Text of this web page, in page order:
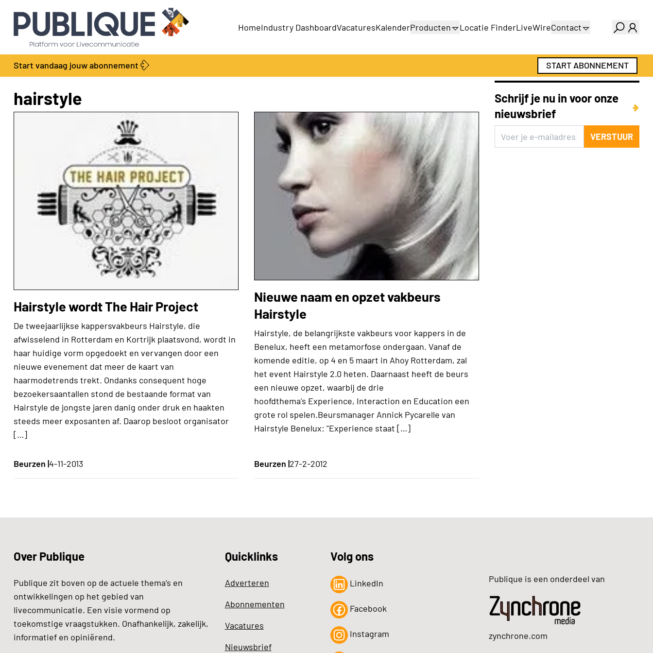
HomeIndustry DashboardVacaturesKalenderProducten
Productengids
Locatie FinderLiveWireContact
Adverteren
Abonnementen
Start vandaag jouw abonnement START ABONNEMENT
hairstyle
Hairstyle wordt The Hair Project
De tweejaarlijkse kappersvakbeurs Hairstyle, die
afwisselend in Rotterdam en Kortrijk plaatsvond, wordt in
haar huidige vorm opgedoekt en vervangen door een
nieuwe evenement dat meer de kaart van
haarmodetrends trekt. Ondanks consequent hoge
bezoekersaantallen stond de bestaande format van
Hairstyle de jongste jaren danig onder druk en haakten
steeds meer exposanten af. Daarop besloot organisator
[…]
Beurzen |4-11-2013
Nieuwe naam en opzet vakbeurs
Hairstyle
Hairstyle, de belangrijkste vakbeurs voor kappers in de
Benelux, heeft een metamorfose ondergaan. Vanaf de
komende editie, op 4 en 5 maart in Ahoy Rotterdam, zal
het event Hairstyle 2.0 heten. Daarnaast heeft de beurs
een nieuwe opzet, waarbij de drie
hoofdthema's Experience, Interaction en Education een
grote rol spelen.Beursmanager Annick Pycarelle van
Hairstyle Benelux: "Experience staat […]
Beurzen |27-2-2012
Schrijf je nu in voor onze
nieuwsbrief
VERSTUUR
Over Publique
Publique zit boven op de actuele thema’s en
ontwikkelingen op het gebied van
livecommunicatie. Een visie vormend op
toekomstige vraagstukken. Onafhankelijk, zakelijk,
informatief en opiniërend.
Quicklinks
Adverteren
Abonnementen
Vacatures
Nieuwsbrief
Volg ons
LinkedIn
Facebook
Instagram
Publique is een onderdeel van
zynchrone.com